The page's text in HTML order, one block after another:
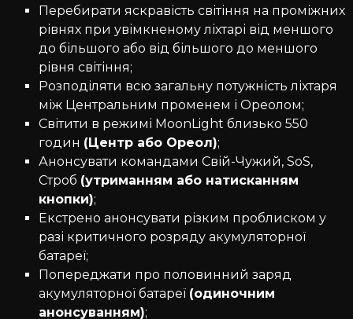
Перебирати яскравість світіння на проміжних
рівнях при увімкненому ліхтарі від меншого
до більшого або від більшого до меншого
рівня світіння;
Розподіляти всю загальну потужність ліхтаря
між Центральним променем і Ореолом;
Світити в режимі MoonLight близько 550
годин (Центр або Ореол);
Анонсувати командами Свій-Чужий, SoS,
Строб (утриманням або натисканням
кнопки);
Екстрено анонсувати різким проблиском у
разі критичного розряду акумуляторної
батареї;
Попереджати про половинний заряд
акумуляторної батареї (одиночним
анонсуванням);